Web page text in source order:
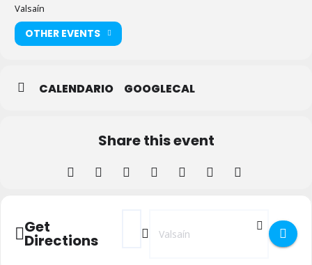
Valsaín
OTHER EVENTS
CALENDARIO GOOGLECAL
Share this event
Get
Directions
Address - Marcha Inclusiva y Solidaria
Destination Address - Marcha